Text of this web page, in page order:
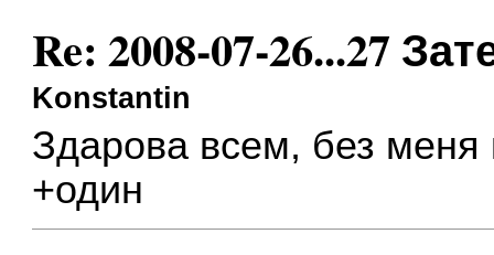
Re: 2008-07-26...27
Konstantin
Здарова всем, без меня
+один